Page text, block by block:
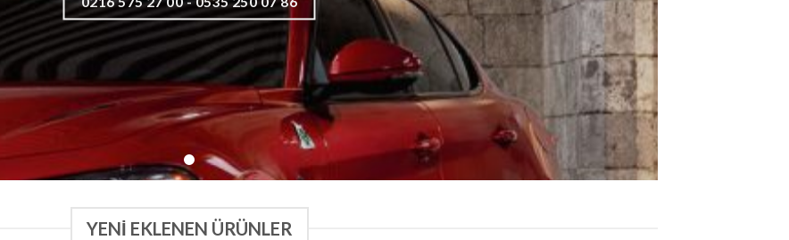
YENI EKLENEN ÜRÜNLER